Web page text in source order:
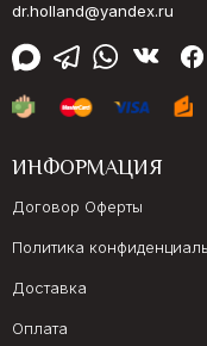
dr.holland@yandex.ru
ИНФОРМАЦИЯ
Договор Оферты
Политика
Доставка
Оплата